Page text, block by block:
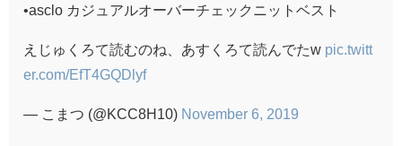
•asclo カジュアルオーバーチェックニットベスト
えじゅくろて読むのね、あすくろて読んでたw pic.twitt
er.com/EfT4GQDlyf
— こまつ (@KCC8H10) November 6, 2019